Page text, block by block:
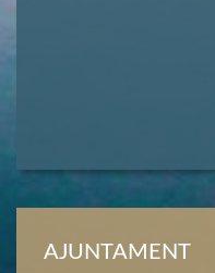
AJUNTAMENT